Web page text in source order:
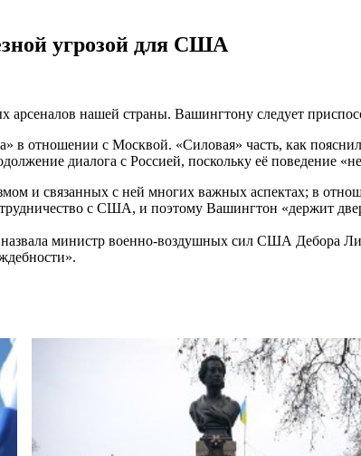
угрозой для США
нашей страны. Вашингтону следует
в отношении с Москвой. «Силовая» часть, как
диалога с Россией, поскольку её поведение
и связанных с ней многих важных аспектах; в
с США, и поэтому Вашингтон «держит
назвала министр военно-воздушных сил США Дебора